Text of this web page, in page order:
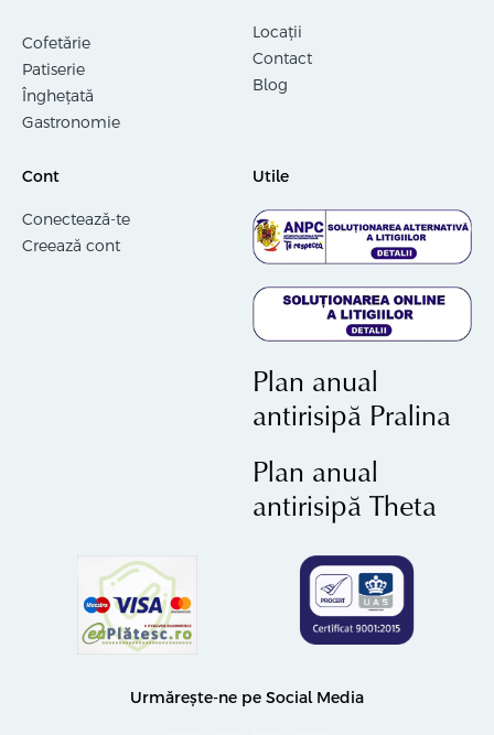
Cofetărie
Patiserie
Înghețată
Gastronomie
Locații
Contact
Blog
Cont
Conectează-te
Creează cont
Utile
Plan anual
antirisipă Pralina
Plan anual
antirisipă Theta
Urmărește-ne pe Social Media